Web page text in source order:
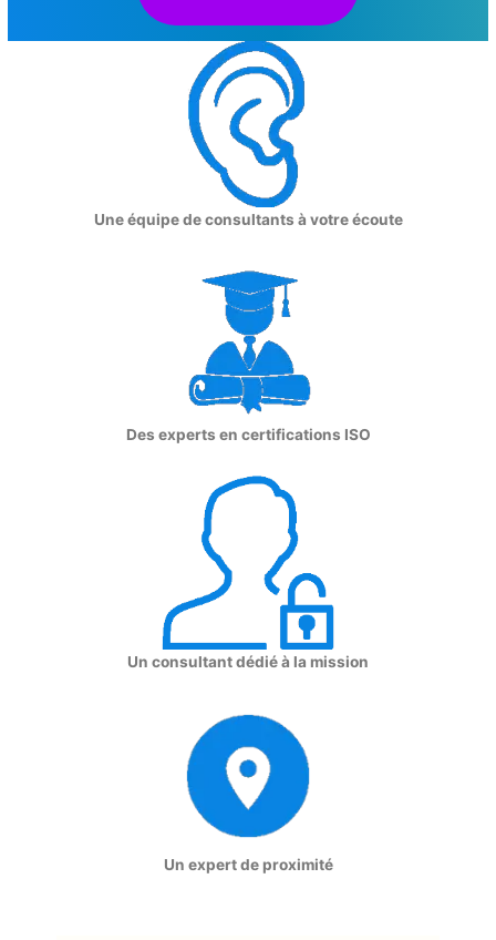
Une équipe de consultants à votre écoute
Des experts en certifications ISO
Un consultant dédié à la mission
Un expert de proximité